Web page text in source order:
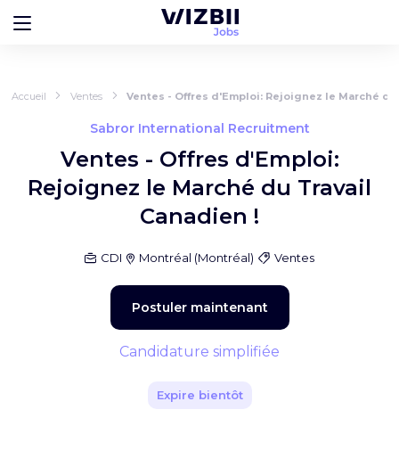
Accueil Ventes Ventes - Offres d'Emploi: Rejoignez le Marché
Sabror International Recruitment
Ventes - Offres d'Emploi:
Rejoignez le Marché du Travail
Canadien !
CDI Montréal (Montréal) Ventes
Postuler maintenant
Candidature simplifiée
Expire bientôt